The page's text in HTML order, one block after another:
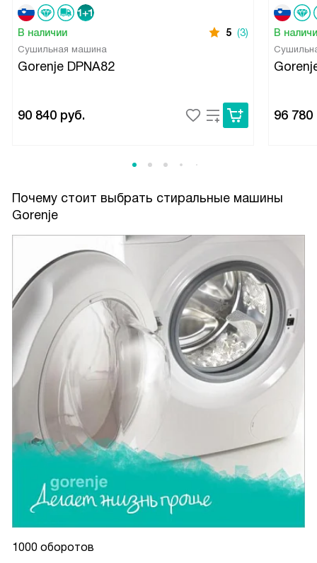
В наличии 5 (3)
Сушильная машина
Gorenje DPNA82
90 840 руб.
В
96 780
Почему стоит выбрать стиральные машины
Gorenje
1000 оборотов